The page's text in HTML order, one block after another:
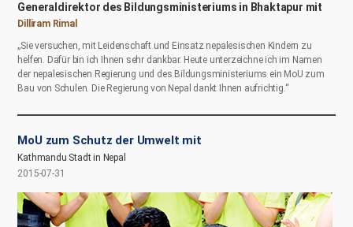
Generaldirektor des Bildungsministeriums in Bhaktapur mit
Dilliram Rimal
„Sie versuchen, mit Leidenschaft und Einsatz nepalesischen Kindern zu
helfen. Dafür bin ich Ihnen sehr dankbar. Heute unterzeichne ich im Namen
der nepalesischen Regierung und des Bildungsministeriums ein MoU zum
Bau von Schulen. Die Regierung von Nepal dankt Ihnen aufrichtig.“
MoU zum Schutz der Umwelt mit
Kathmandu Stadt in Nepal
2015-07-31